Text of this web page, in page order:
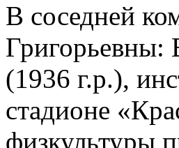
В соседней
Григорьевны:
(1936 г.р.),
стадионе
физкультуры